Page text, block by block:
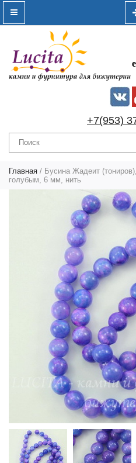
+7(953)
Главная / Бусина Жадеит
голубым, 6 мм, нить